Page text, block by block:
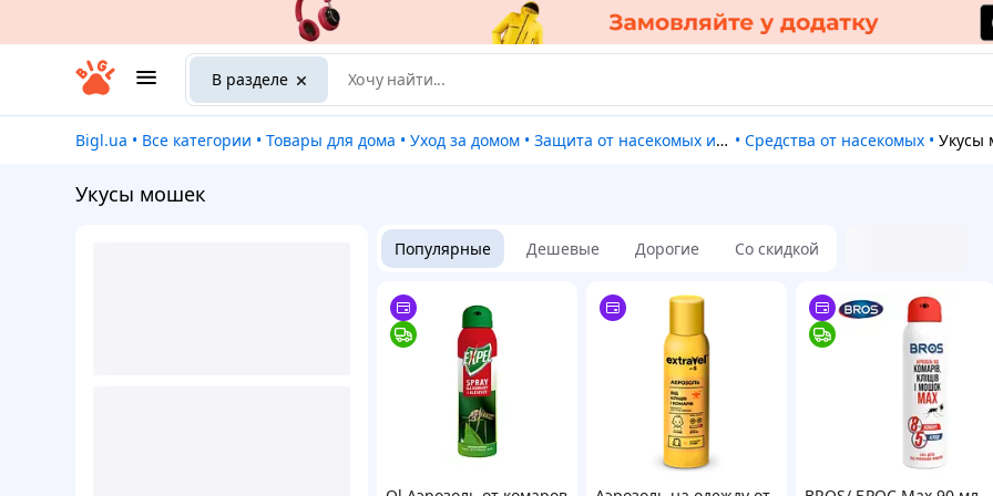
В разделе
Bigl.ua • Все категории • Товары для дома • Уход за домом • Защита от насекомых и грызунов • Средства от насекомых •
Укусы мошек
Популярные Дешевые Дорогие Со скидкой